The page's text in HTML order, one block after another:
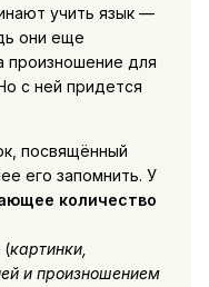
учить язык —
они еще
произношение для
с ней придется
посвящённый
его запомнить. У
количество
(картинки,
и произношением